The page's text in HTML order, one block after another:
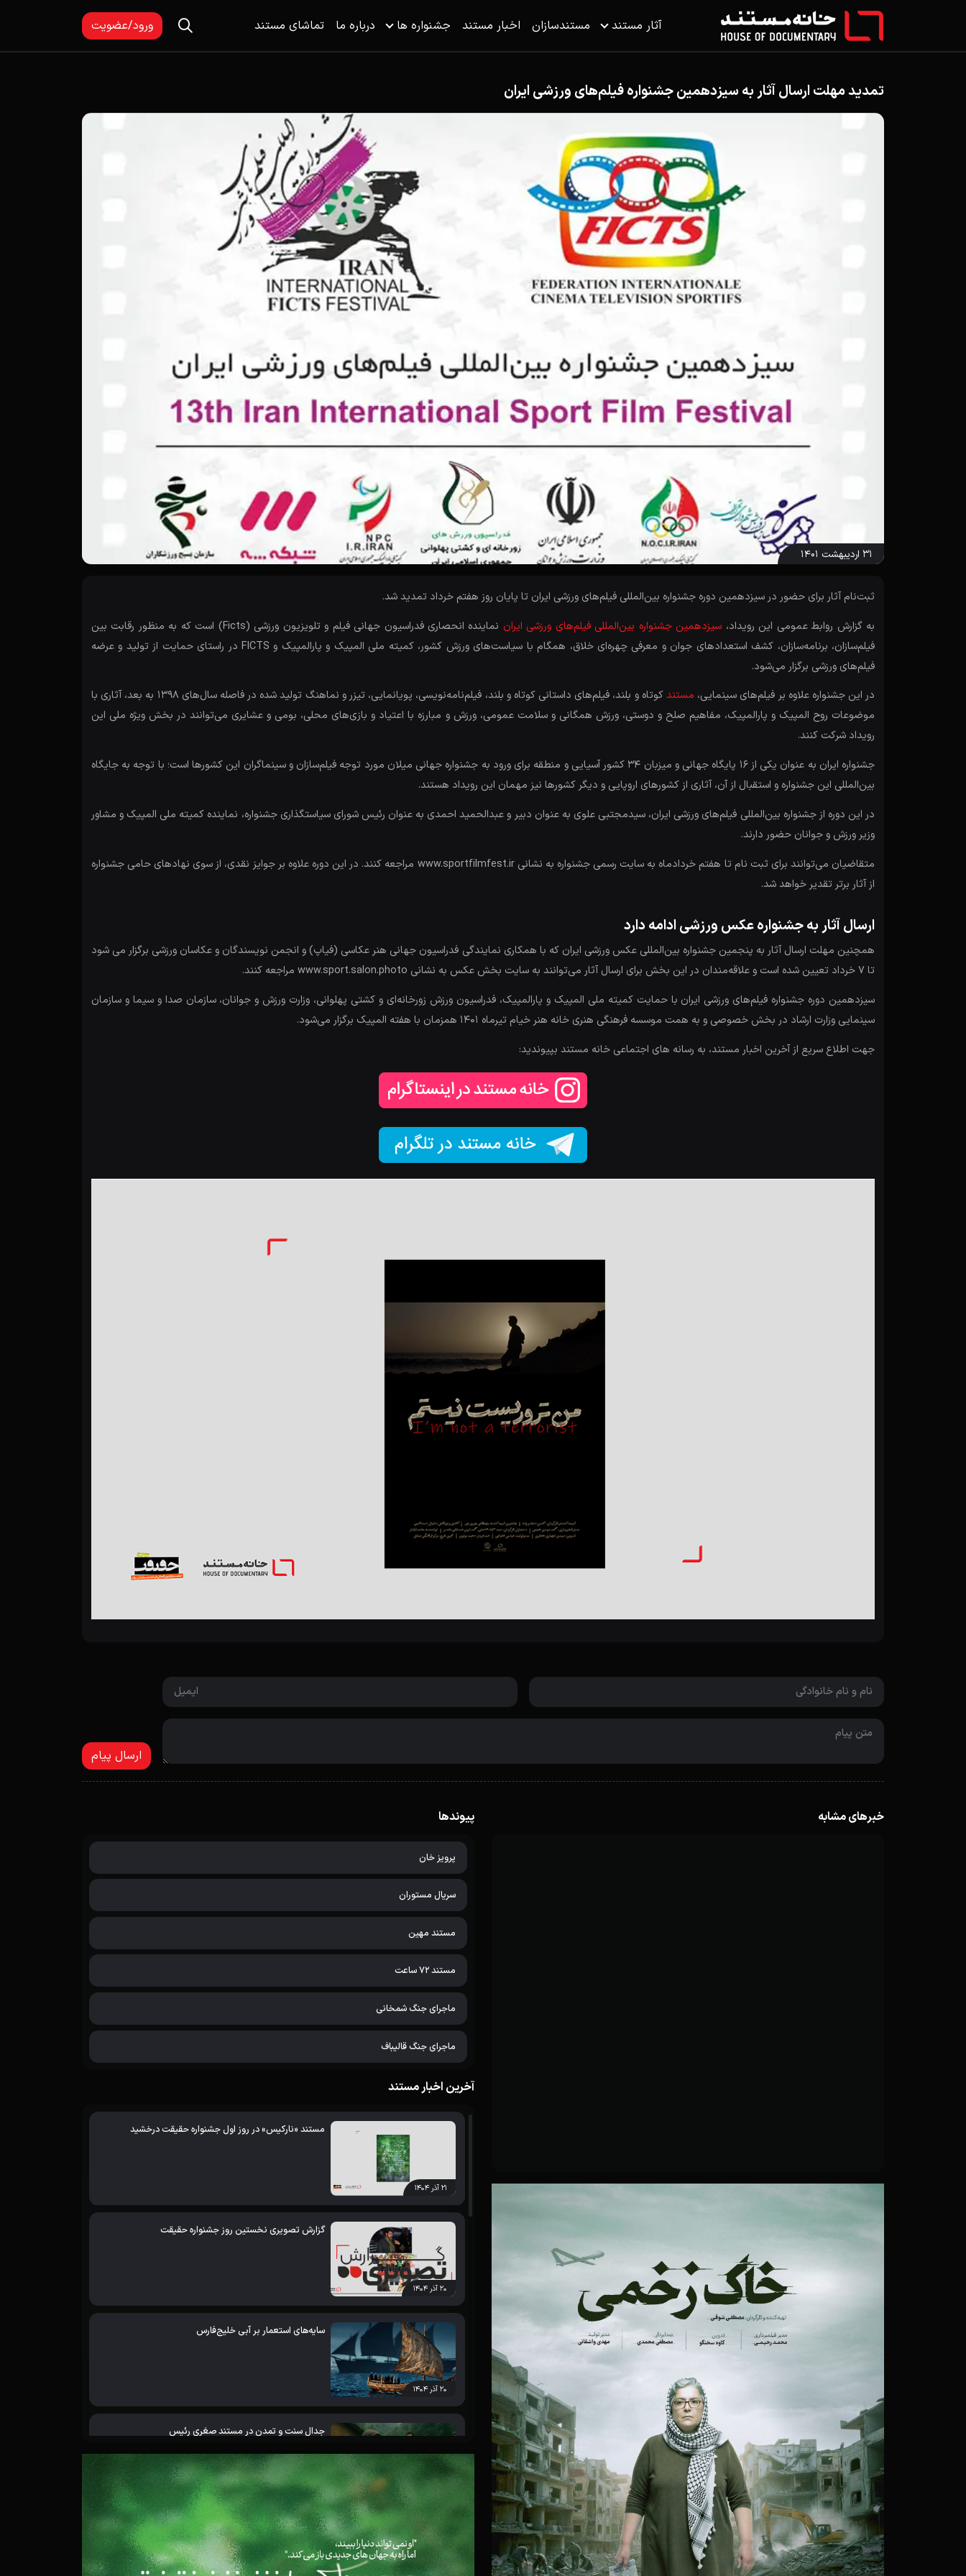
آثار مستند مستندسازان اخبار مستند جشنواره ها درباره ما تماشای مستند ورود/عضویت
پیوندها
پرویز خان
سریال مستوران
مستند مهین
مستند 72 ساعت
ماجرای جنگ شمخانی
ماجرای جنگ قالیباف
آخرین اخبار مستند
۲۱ آذر ۱۴۰۴
مستند «نارکیس» در روز اول جشنواره حقیقت درخشید
۲۰ آذر ۱۴۰۴
گزارش تصویری نخستین روز جشنواره حقیقت
۲۰ آذر ۱۴۰۴
سایه‌های استعمار بر آبی خلیج‌فارس
جدال سنت و تمدن در مستند صغری رئیس
زخم‌هایی که در خاک می‌ماند
تمدید مهلت ارسال آثار به سیزدهمین جشنواره فیلم‌های ورزشی ایران
۳۱ اردیبهشت ۱۴۰۱
ثبت‌نام آثار برای حضور در سیزدهمین دوره جشنواره بین‌المللی فیلم‌های ورزشی ایران تا پایان روز هفتم خرداد تمدید شد.
به گزارش روابط عمومی این رویداد، سیزدهمین جشنواره بین‌المللی فیلم‌های ورزشی ایران
نماینده انحصاری فدراسیون جهانی فیلم‌ و تلویزیون ورزشی (Ficts) است که به منظور رقابت بین
فیلم‌سازان، برنامه‌سازان، کشف استعدادهای جوان و معرفی چهره‌ای خلاق، همگام با سیاست‌های ورزش کشور، کمیته ملی المپیک و پارالمپیک و FICTS در راستای حمایت از تولید و عرضه
فیلم‌های ورزشی برگزار می‌شود.
در این جشنواره علاوه بر فیلم‌های سینمایی، مستند
کوتاه و بلند، فیلم‌های داستانی کوتاه و بلند، فیلم‌نامه‌نویسی، پویانمایی، تیزر و نماهنگ تولید شده در فاصله سال‌های ۱۳۹۸ به بعد، آثاری با
موضوعات روح المپیک و پارالمپیک، مفاهیم صلح و دوستی، ورزش همگانی و سلامت عمومی، ورزش و مبارزه با اعتیاد و بازی‌های محلی، بومی و عشایری می‌توانند در بخش ویژه ملی این
رویداد شرکت کنند.
جشنواره ایران به عنوان یکی از ۱۶ پایگاه جهانی و میزبان 34 کشور آسیایی و منطقه برای ورود به جشنواره جهانی میلان مورد توجه فیلم‌سازان و سینماگران این کشورها است؛ با توجه به جایگاه
بین‌المللی این جشنواره و استقبال از آن، آثاری از کشورهای اروپایی و دیگر کشورها نیز مهمان این رویداد هستند.
در این دوره از جشنواره بین‌المللی فیلم‌های ورزشی ایران، سیدمجتبی علوی به عنوان دبیر و عبدالحمید احمدی به عنوان رئیس شورای سیاستگذاری جشنواره، نماینده کمیته ملی المپیک و مشاور
وزیر ورزش و جوانان حضور دارند.
متقاضیان می‌توانند برای ثبت نام تا هفتم خردادماه به سایت رسمی جشنواره به نشانی www.sportfilmfest.ir مراجعه کنند. در این دوره علاوه بر جوایز نقدی، از سوی نهادهای حامی جشنواره
از آثار برتر تقدیر خواهد شد.
ارسال آثار به جشنواره عکس ورزشی ادامه دارد
همچنین مهلت ارسال آثار به پنجمین جشنواره بین‌المللی عکس ورزشی ایران که با همکاری نمایندگی فدراسیون جهانی هنر عکاسی (فیاپ) و انجمن نویسندگان و عکاسان ورزشی برگزار می شود
تا 7 خرداد تعیین شده است و علاقه‌مندان در این بخش برای ارسال آثار می‌توانند به سایت بخش عکس به نشانی www.sport.salon.photo مراجعه کنند.
سیزدهمین دوره جشنواره فیلم‌های ورزشی ایران با حمایت کمیته ملی المپیک و پارالمپیک، فدراسیون ورزش زورخانه‌ای و کشتی پهلوانی، وزارت ورزش و جوانان، سازمان صدا و سیما و سازمان
سینمایی وزارت ارشاد در بخش خصوصی و به همت موسسه فرهنگی هنری خانه هنر خیام تیرماه ۱۴۰۱ همزمان با هفته المپیک برگزار می‌شود.
جهت اطلاع سریع از آخرین اخبار مستند، به رسانه های اجتماعی خانه مستند بپیوندید:
خبرهای مشابه